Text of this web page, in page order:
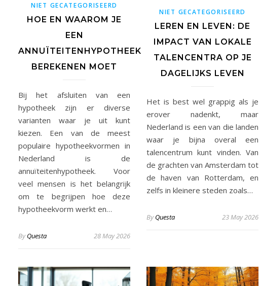
NIET GECATEGORISEERD
HOE EN WAAROM JE
EEN
ANNUÏTEITENHYPOTHEEK
BEREKENEN MOET
Bij het afsluiten van een
hypotheek zijn er diverse
varianten waar je uit kunt
kiezen. Een van de meest
populaire hypotheekvormen in
Nederland is de
annuïteitenhypotheek. Voor
veel mensen is het belangrijk
om te begrijpen hoe deze
hypotheekvorm werkt en…
ByQuesta 28 May 2026
NIET GECATEGORISEERD
LEREN EN LEVEN: DE
IMPACT VAN LOKALE
TALENCENTRA OP JE
DAGELIJKS LEVEN
Het is best wel grappig als je
erover nadenkt, maar
Nederland is een van die landen
waar je bijna overal een
talencentrum kunt vinden. Van
de grachten van Amsterdam tot
de haven van Rotterdam, en
zelfs in kleinere steden zoals…
ByQuesta 23 May 2026